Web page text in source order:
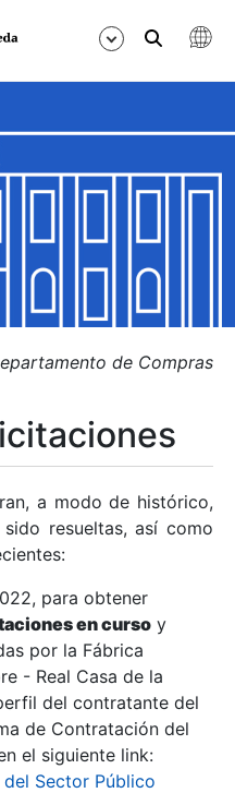
de Compras
a modo de histórico,
resueltas, así como
para obtener
en curso y
por la Fábrica
- Real Casa de la
del contratante del
de Contratación del
el siguiente link:
Sector Público